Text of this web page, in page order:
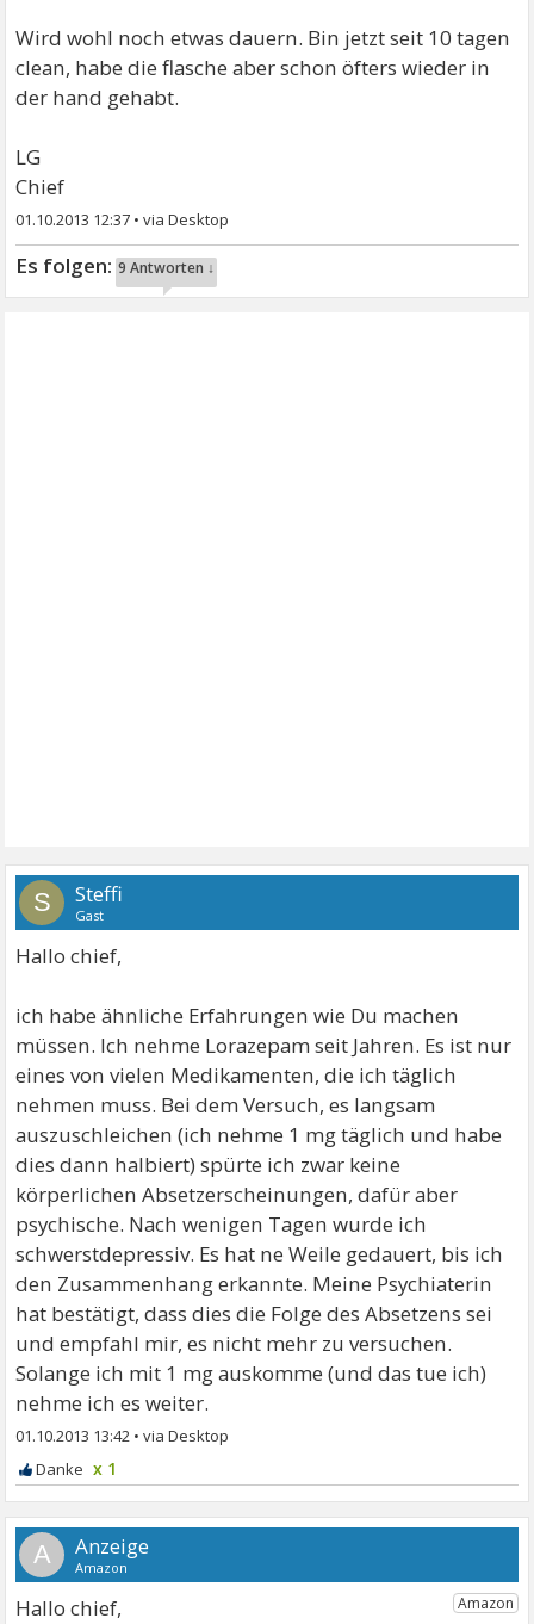
Wird wohl noch etwas dauern. Bin jetzt seit 10 tagen
clean, habe die flasche aber schon öfters wieder in
der hand gehabt.
LG
Chief
01.10.2013 12:37 •
9 Antworten ↓
S Steffi
Gast
Hallo chief,
ich habe ähnliche Erfahrungen wie Du machen
müssen. Ich nehme Lorazepam seit Jahren. Es ist nur
eines von vielen Medikamenten, die ich täglich
nehmen muss. Bei dem Versuch, es langsam
auszuschleichen (ich nehme 1 mg täglich und habe
dies dann halbiert) spürte ich zwar keine
körperlichen Absetzerscheinungen, dafür aber
psychische. Nach wenigen Tagen wurde ich
schwerstdepressiv. Es hat ne Weile gedauert, bis ich
den Zusammenhang erkannte. Meine Psychiaterin
hat bestätigt, dass dies die Folge des Absetzens sei
und empfahl mir, es nicht mehr zu versuchen.
Solange ich mit 1 mg auskomme (und das tue ich)
nehme ich es weiter.
01.10.2013 13:42 •
x 1
A
Hallo chief,